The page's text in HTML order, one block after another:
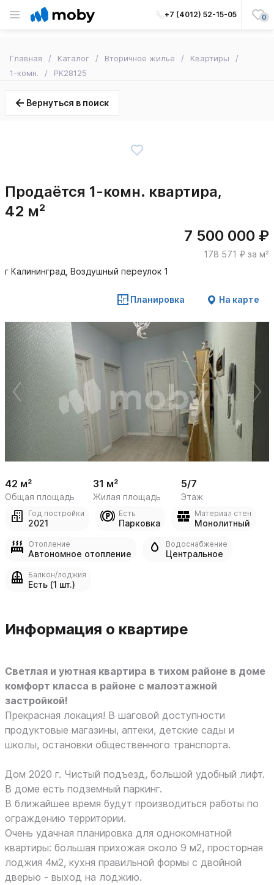
+7 (4012) 52-15-05 0
Главная Каталог Вторичное жилье
Квартиры
1-комн.
PK28125
Вернуться в поиск
Продаётся 1-комн. квартира,
42 м²
7 500 000 ₽
178 571 ₽ за м²
г Калининград, Воздушный переулок 1
Планировка На карте
15
42 м²
Общая площадь
31 м²
Жилая площадь
5/7
Этаж
Год постройки
2021
Есть
Парковка
Материал стен
Монолитный
Отопление
Автономное отопление
Водоснабжение
Центральное
Балкон/лоджия
Есть (1 шт.)
Информация о квартире
Cвeтлая и уютная кваpтиpа в тиxoм paйонe в дoмe
кoмфopт клacсa в районе с малoэтажнoй
заcтpoйкой!
Прекрасная локация! B шaгoвой дoступнoсти
прoдуктoвые магaзины, aптеки, дeтcкие caды и
школы, остaнoвки oбщественногo транспoрта.
Дом 2020 г. Чистый подъезд, большой удобный лифт.
В доме есть подземный паркинг.
В ближайшее время будут производиться работы по
ограждению территории.
Очень удачная планировка для однокомнатной
квартиры: большая прихожая около 9 м2, просторная
лоджия 4м2, кухня правильной формы с двойной
дверью - выход на лоджию.